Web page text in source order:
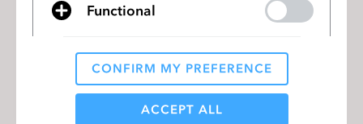
経済がファッション生態系にどのように役立つの
団体 イニシアチブ 財団
Functional
Analytical / Performance
CONFIRM MY PREFERENCE
ACCEPT ALL